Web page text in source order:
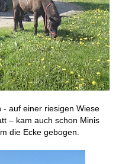
- auf einer riesigen Wiese
– kam auch schon Minis
die Ecke gebogen.